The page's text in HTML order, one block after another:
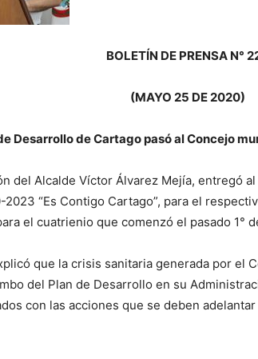
BOLETÍN DE PRENSA N°
(MAYO 25 DE 2020)
Desarrollo de Cartago pasó al Concejo
del Alcalde Víctor Álvarez Mejía, entregó
“Es Contigo Cartago”, para el
el cuatrienio que comenzó el pasado 1°
que la crisis sanitaria generada por el
del Plan de Desarrollo en su
con las acciones que se deben